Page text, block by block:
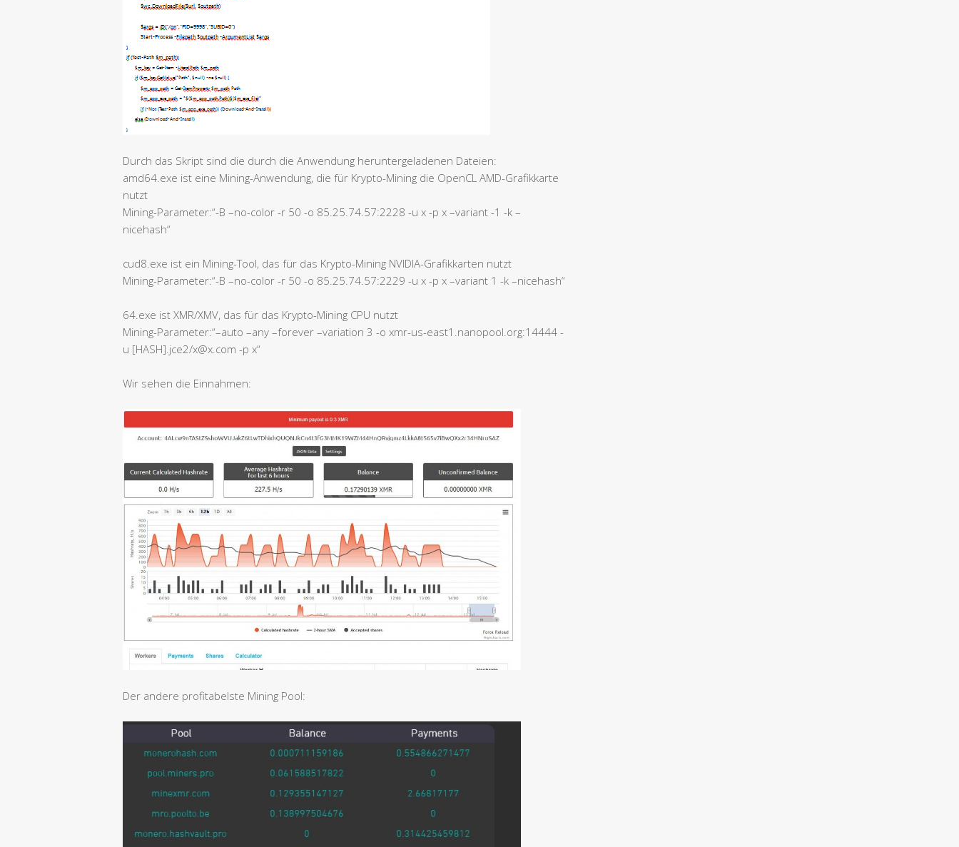
Durch das Skript sind die durch die Anwendung heruntergeladenen Dateien:
amd64.exe ist eine Mining-Anwendung, die für Krypto-Mining die OpenCL AMD-Grafikkarte
nutzt
Mining-Parameter:“-B –no-color -r 50 -o 85.25.74.57:2228 -u x -p x –variant -1 -k –
nicehash“
cud8.exe ist ein Mining-Tool, das für das Krypto-Mining NVIDIA-Grafikkarten nutzt
Mining-Parameter:“-B –no-color -r 50 -o 85.25.74.57:2229 -u x -p x –variant 1 -k –nicehash“
64.exe ist XMR/XMV, das für das Krypto-Mining CPU nutzt
Mining-Parameter:“–auto –any –forever –variation 3 -o xmr-us-east1.nanopool.org:14444 -
u [HASH].jce2/x@x.com -p x“
Wir sehen die Einnahmen:
Der andere profitabelste Mining Pool: